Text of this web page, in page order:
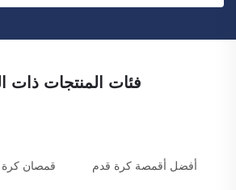
فئات المنتجات ذات
أفضل أقمصة كرة قدم قمصان كرة